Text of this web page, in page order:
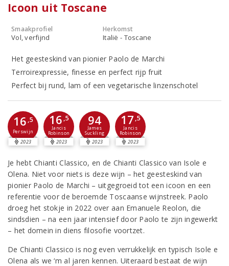
Icoon uit Toscane
Smaakprofiel
Vol, verfijnd
Herkomst
Italië - Toscane
Het geesteskind van pionier Paolo de Marchi
Terroirexpressie, finesse en perfect rijp fruit
Perfect bij rund, lam of een vegetarische linzenschotel
16 ,5
Perswijn
2023
16 ,5
Jancis
Robinson
2023
94
James
Suckling
2023
17 ,5
Jancis
Robinson
2023
Je hebt Chianti Classico, en de Chianti Classico van Isole e
Olena. Niet voor niets is deze wijn – het geesteskind van
pionier Paolo de Marchi – uitgegroeid tot een icoon en een
referentie voor de beroemde Toscaanse wijnstreek. Paolo
droeg het stokje in 2022 over aan Emanuele Reolon, die
sindsdien – na een jaar intensief door Paolo te zijn ingewerkt
– het domein in diens filosofie voortzet.
De Chianti Classico is nog even verrukkelijk en typisch Isole e
Olena als we ‘m al jaren kennen. Uiteraard bestaat de wijn